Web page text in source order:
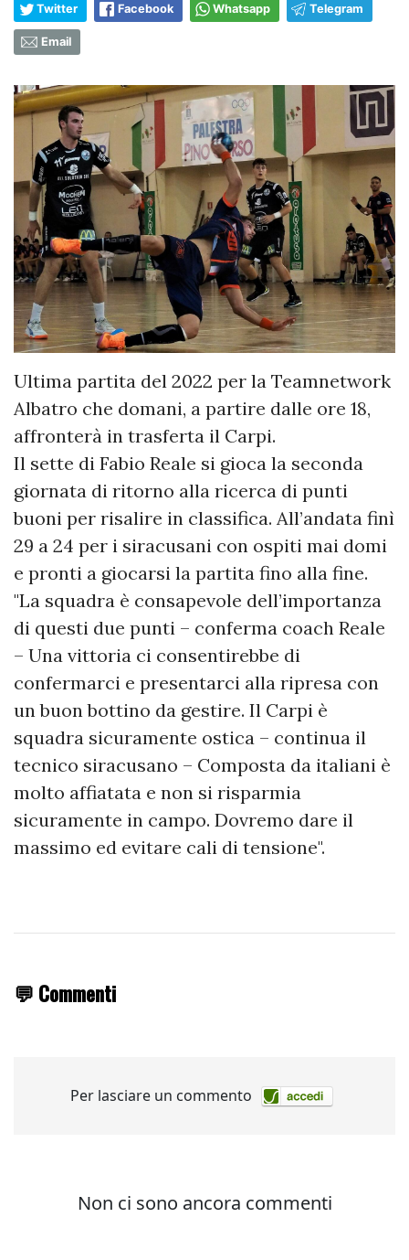
Twitter Facebook Whatsapp Telegram
Email
Ultima partita del 2022 per la Teamnetwork
Albatro che domani, a partire dalle ore 18,
affronterà in trasferta il Carpi.
Il sette di Fabio Reale si gioca la seconda
giornata di ritorno alla ricerca di punti
buoni per risalire in classifica. All’andata finì
29 a 24 per i siracusani con ospiti mai domi
e pronti a giocarsi la partita fino alla fine.
"La squadra è consapevole dell’importanza
di questi due punti – conferma coach Reale
– Una vittoria ci consentirebbe di
confermarci e presentarci alla ripresa con
un buon bottino da gestire. Il Carpi è
squadra sicuramente ostica – continua il
tecnico siracusano – Composta da italiani è
molto affiatata e non si risparmia
sicuramente in campo. Dovremo dare il
massimo ed evitare cali di tensione".
💬 Commenti